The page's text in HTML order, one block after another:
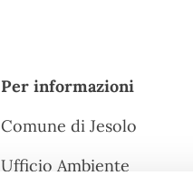
Per informazioni
Comune di Jesolo
Ufficio Ambiente